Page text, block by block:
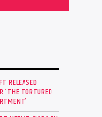
RELEASED
‘THE TORTURED